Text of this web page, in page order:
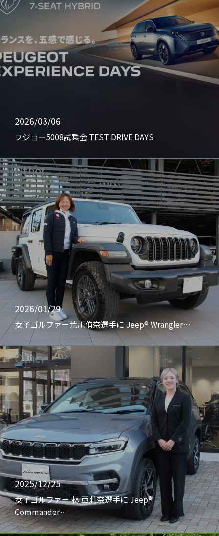
2026/03/06
プジョー5008試乗会 TEST DRIVE DAYS
Other
2026/01/29
女子ゴルファー荒川侑奈選手に Jeep® Wrangler…
Other
2025/12/25
女子ゴルファー 林 亜莉奈選手に Jeep®
Commander…